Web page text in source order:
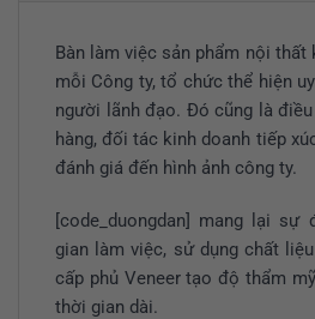
Bàn làm việc sản phẩm nội thất
mỗi Công ty, tổ chức thể hiện
người lãnh đạo. Đó cũng là
hàng, đối tác kinh doanh tiếp
đánh giá đến hình ảnh công ty.
[code_duongdan] mang lại sự
gian làm việc, sử dụng chất
cấp phủ Veneer tạo độ thẩm
thời gian dài.